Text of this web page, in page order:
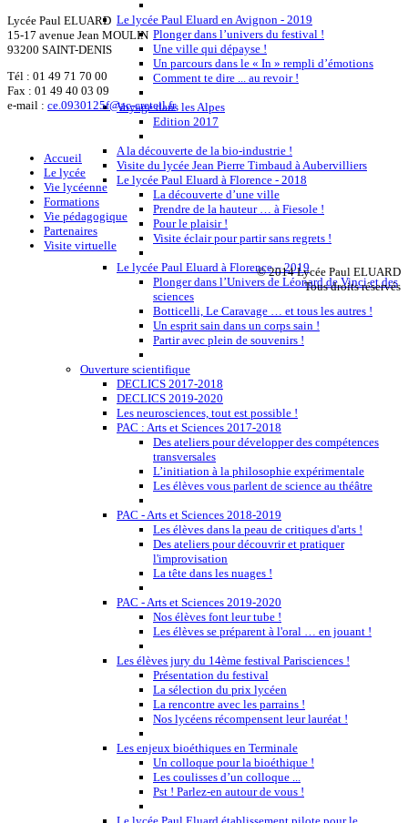
Le lycée Paul Eluard en Avignon - 2019
Plonger dans l’univers du festival !
Une ville qui dépayse !
Un parcours dans le « In » rempli d’émotions
Comment te dire ... au revoir !
Voyage dans les Alpes
Edition 2017
A la découverte de la bio-industrie !
Visite du lycée Jean Pierre Timbaud à Aubervilliers
Le lycée Paul Eluard à Florence - 2018
La découverte d’une ville
Prendre de la hauteur … à Fiesole !
Pour le plaisir !
Visite éclair pour partir sans regrets !
Le lycée Paul Eluard à Florence – 2019
Plonger dans l’Univers de Léonard de Vinci et des
sciences
Botticelli, Le Caravage … et tous les autres !
Un esprit sain dans un corps sain !
Partir avec plein de souvenirs !
Ouverture scientifique
DECLICS 2017-2018
DECLICS 2019-2020
Les neurosciences, tout est possible !
PAC : Arts et Sciences 2017-2018
Des ateliers pour développer des compétences
transversales
L’initiation à la philosophie expérimentale
Les élèves vous parlent de science au théâtre
PAC - Arts et Sciences 2018-2019
Les élèves dans la peau de critiques d'arts !
Des ateliers pour découvrir et pratiquer
l'improvisation
La tête dans les nuages !
PAC - Arts et Sciences 2019-2020
Nos élèves font leur tube !
Les élèves se préparent à l'oral … en jouant !
Les élèves jury du 14ème festival Parisciences !
Présentation du festival
La sélection du prix lycéen
La rencontre avec les parrains !
Nos lycéens récompensent leur lauréat !
Les enjeux bioéthiques en Terminale
Un colloque pour la bioéthique !
Les coulisses d’un colloque ...
Pst ! Parlez-en autour de vous !
Lycée Paul ELUARD
15-17 avenue Jean MOULIN
93200 SAINT-DENIS
Tél : 01 49 71 70 00
Fax : 01 49 40 03 09
e-mail : ce.0930125f@ac-creteil.fr
Accueil
Le lycée
Vie lycéenne
Formations
Vie pédagogique
Partenaires
Visite virtuelle
© 2014 Lycée Paul ELUARD
Tous droits réservés